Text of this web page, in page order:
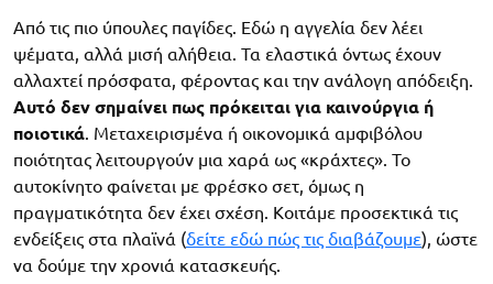
Από τις πιο ύπουλες παγίδες. Εδώ η αγγελία δεν λέει
ψέματα, αλλά μισή αλήθεια. Τα ελαστικά όντως έχουν
αλλαχτεί πρόσφατα, φέροντας και την ανάλογη απόδειξη.
Αυτό δεν σημαίνει πως πρόκειται για καινούργια ή
ποιοτικά. Μεταχειρισμένα ή οικονομικά αμφιβόλου
ποιότητας λειτουργούν μια χαρά ως «κράχτες». Το
αυτοκίνητο φαίνεται με φρέσκο σετ, όμως η
πραγματικότητα δεν έχει σχέση. Κοιτάμε προσεκτικά τις
ενδείξεις στα πλαϊνά (δείτε εδώ πώς τις διαβάζουμε), ώστε
να δούμε την χρονιά κατασκευής.